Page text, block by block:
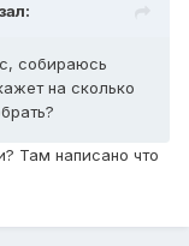
собираюсь
на сколько
Там написано что